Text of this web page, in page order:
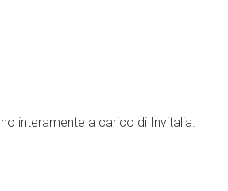
interamente a carico di Invitalia.